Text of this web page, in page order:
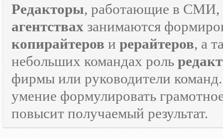
Редакторы, работающие в СМИ,
агентствах занимаются
копирайтеров и рерайтеров, а
небольших командах роль
фирмы или руководители
умение формулировать
повысит получаемый результат.